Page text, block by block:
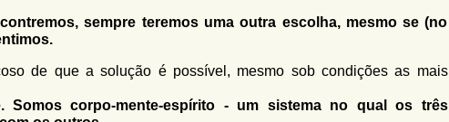
sempre teremos uma outra escolha, mesmo se (no
de que a solução é possível, mesmo sob condições as mais
corpo-mente-espírito - um sistema no qual os três